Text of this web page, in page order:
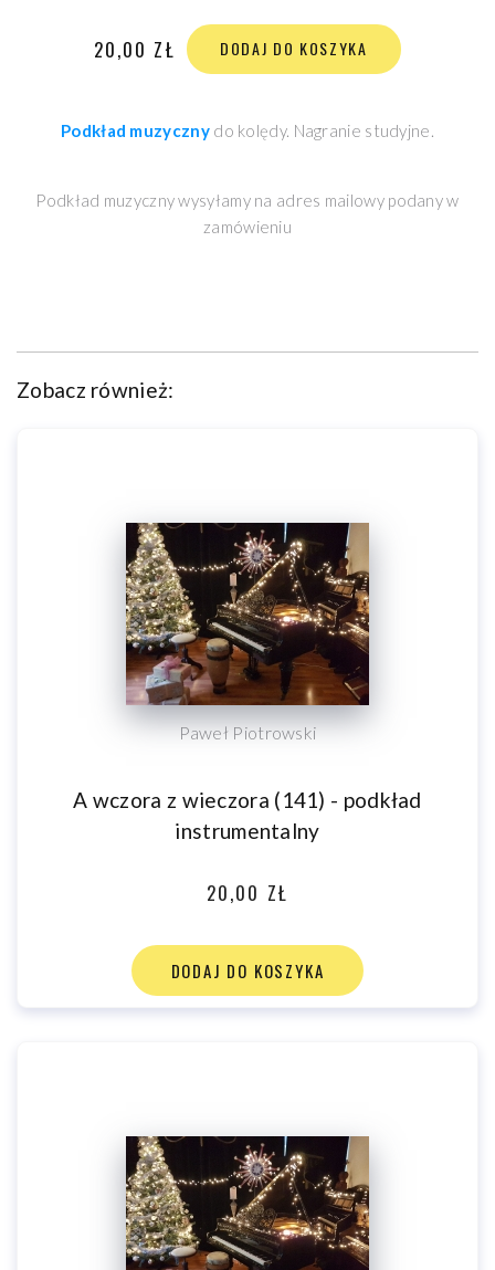
20,00 ZŁ DODAJ DO KOSZYKA
Podkład muzycznydo kolędy. Nagranie studyjne.
Podkład muzyczny wysyłamy na adres mailowy podany w
zamówieniu
Zobacz również:
Paweł Piotrowski
A wczora z wieczora (141) - podkład
instrumentalny
20,00 ZŁ
DODAJ DO KOSZYKA